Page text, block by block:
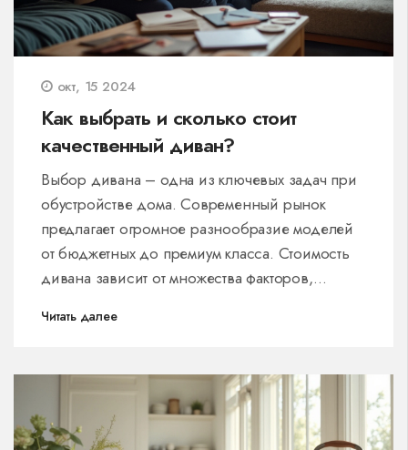
окт, 15 2024
Как выбрать и сколько стоит
качественный диван?
Выбор дивана – одна из ключевых задач при
обустройстве дома. Современный рынок
предлагает огромное разнообразие моделей
от бюджетных до премиум класса. Стоимость
дивана зависит от множества факторов,
используемые технологии. Потребители хотят
прослужит долгие годы. Узнайте, как выбрать
идеальный диван, который будет сочетать в
себе комфорт, стиль и долговечность.
Читать далее